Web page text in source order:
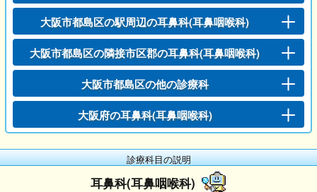
大阪市都島区の駅周辺の耳鼻科(耳鼻咽喉科)
大阪市都島区の隣接市区郡の耳鼻科(耳鼻咽喉科)
大阪市都島区の他の診療科
大阪府の耳鼻科(耳鼻咽喉科)
診療科目の説明
耳鼻科(耳鼻咽喉科)